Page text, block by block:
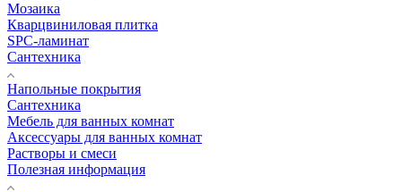
Мозаика
Кварцвиниловая плитка
SPC-ламинат
Сантехника
Напольные покрытия
Сантехника
Мебель для ванных комнат
Аксессуары для ванных комнат
Растворы и смеси
Полезная информация